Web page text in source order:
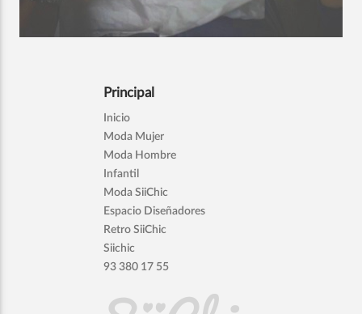
Principal
Inicio
Moda Mujer
Moda Hombre
Infantil
Moda SiiChic
Espacio Diseñadores
Retro SiiChic
Siichic
93 380 17 55